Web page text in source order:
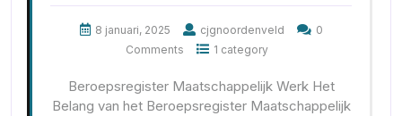
8 januari, 2025 cjgnoordenveld
0
Comments
1 category
Beroepsregister Maatschappelijk Werk Het
Belang van het Beroepsregister Maatschappelijk